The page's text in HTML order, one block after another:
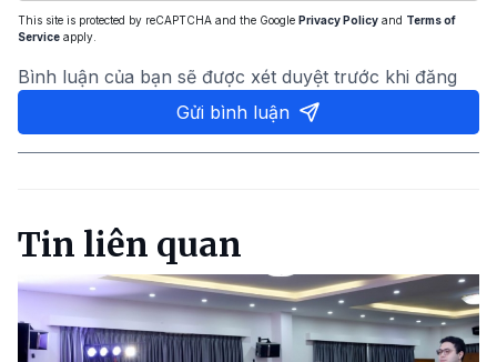
This site is protected by reCAPTCHA and the Google Privacy Policy and Terms of
Service apply.
Bình luận của bạn sẽ được xét duyệt trước khi đăng
Gửi bình luận
Tin liên quan